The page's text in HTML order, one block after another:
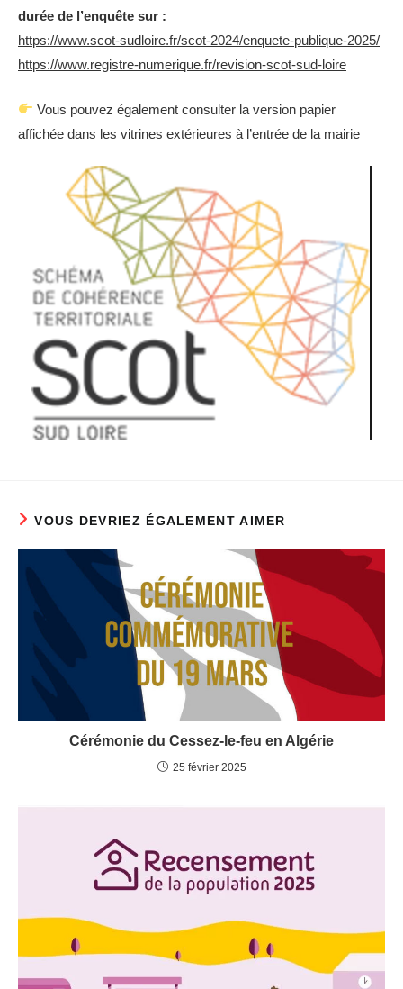
durée de l’enquête sur :
https://www.scot-sudloire.fr/scot-2024/enquete-publique-2025/
https://www.registre-numerique.fr/revision-scot-sud-loire
Vous pouvez également consulter la version papier
affichée dans les vitrines extérieures à l’entrée de la mairie
VOUS DEVRIEZ ÉGALEMENT AIMER
Cérémonie du Cessez-le-feu en Algérie
25 février 2025